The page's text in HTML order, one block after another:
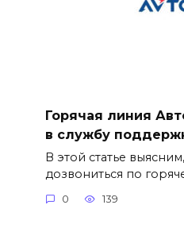
Горячая линия
в службу
В этой статье
дозвониться по
0 139